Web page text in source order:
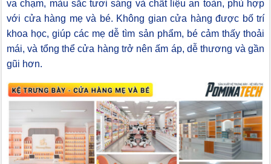
va chạm, màu sắc tươi sáng và chất liệu an toàn, phù hợp
với cửa hàng mẹ và bé. Không gian cửa hàng được bố trí
khoa học, giúp các mẹ dễ tìm sản phẩm, bé cảm thấy thoải
mái, và tổng thể cửa hàng trở nên ấm áp, dễ thương và gần
gũi hơn.